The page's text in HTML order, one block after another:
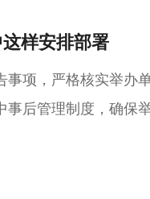
样安排部署
项，严格核实举办
后管理制度，确保